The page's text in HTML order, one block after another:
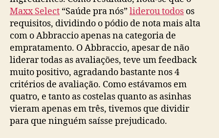
Maxx Select “Saúde pra nós” liderou todos os
requisitos, dividindo o pódio de nota mais alta
com o Abbraccio apenas na categoria de
empratamento. O Abbraccio, apesar de não
liderar todas as avaliações, teve um feedback
muito positivo, agradando bastante nos 4
critérios de avaliação. Como estávamos em
quatro, e tanto as costelas quanto as asinhas
vieram apenas em três, tivemos que dividir
para que ninguém saísse prejudicado.